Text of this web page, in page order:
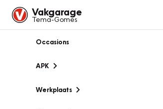
Vakgarage
Tema-Gomes
Occasions
APK
Werkplaats